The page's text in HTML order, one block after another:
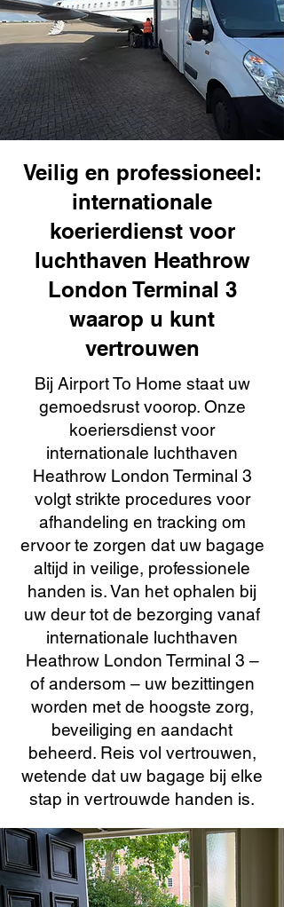
Veilig en professioneel:
internationale
koerierdienst voor
luchthaven Heathrow
London Terminal 3
waarop u kunt
vertrouwen
Bij Airport To Home staat uw
gemoedsrust voorop. Onze
koeriersdienst voor
internationale luchthaven
Heathrow London Terminal 3
volgt strikte procedures voor
afhandeling en tracking om
ervoor te zorgen dat uw bagage
altijd in veilige, professionele
handen is. Van het ophalen bij
uw deur tot de bezorging vanaf
internationale luchthaven
Heathrow London Terminal 3 –
of andersom – uw bezittingen
worden met de hoogste zorg,
beveiliging en aandacht
beheerd. Reis vol vertrouwen,
wetende dat uw bagage bij elke
stap in vertrouwde handen is.